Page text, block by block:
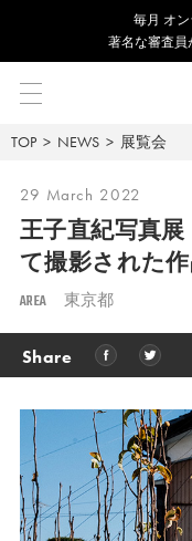
毎⽉ オ
著名な審査員
TOP NEWS 展覧会
29 March 2022
王子直紀写真
て撮影された
AREA 東京都
Share